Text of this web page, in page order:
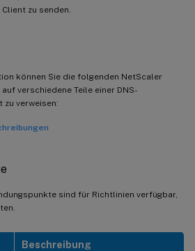
zu senden.
können Sie die folgenden NetScaler
verschiedene Teile einer DNS-
zu verweisen:
sind für Richtlinien verfügbar,
Beschreibung